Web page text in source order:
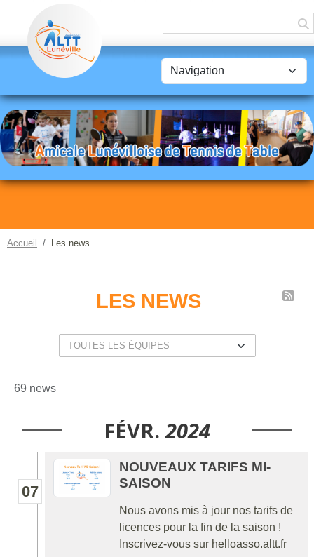
Accueil Les news
LES NEWS
69 news
FÉVR. 2024
07
NOUVEAUX TARIFS MI-
SAISON
Nous avons mis à jour nos tarifs de
licences pour la fin de la saison !
Inscrivez-vous sur helloasso.altt.fr